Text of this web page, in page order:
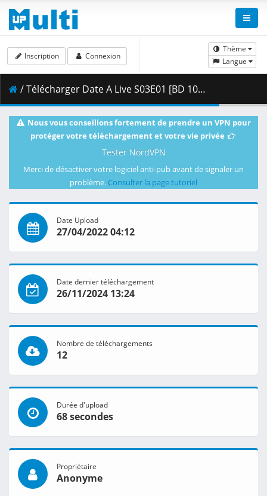
Thème
Langue
Inscription Connexion
/ Télécharger Date A Live S03E01 [BD 1080p HEVC 10bit FLAC] [Dual-Audio].mkv.003 ( 464.93 MB )
Nous vous conseillons fortement de prendre un VPN pour
protéger votre téléchargement et votre vie privée
Tester NordVPN
Merci de désactiver votre logiciel anti-pub avant de signaler un
problème. Consulter la page tutoriel
Date Upload
27/04/2022 04:12
Date dernier téléchargement
26/11/2024 13:24
Nombre de téléchargements
12
Durée d'upload
68 secondes
Propriétaire
Anonyme